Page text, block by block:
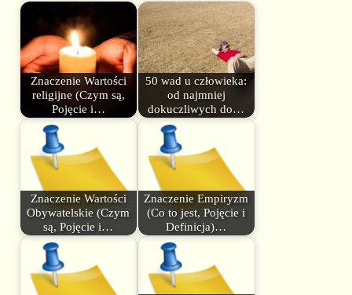
Znaczenie Wartości
religijne (Czym są,
Pojęcie i…
50 wad u człowieka:
od najmniej
dokuczliwych do…
Znaczenie Wartości
Obywatelskie (Czym
są, Pojęcie i…
Znaczenie Empiryzm
(Co to jest, Pojęcie i
Definicja)…